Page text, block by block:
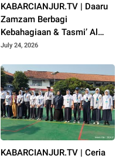
KABARCIANJUR.TV | Daaru
Zamzam Berbagi
Kebahagiaan & Tasmi’ Al
Qur’an Sambut Muharram
July 24, 2026
KABARCIANJUR.TV | Ceria